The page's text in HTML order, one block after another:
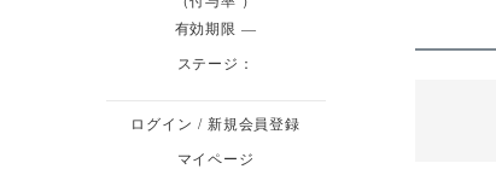
有効期限
ステージ：
ログイン / 新規会員登録
マイページ